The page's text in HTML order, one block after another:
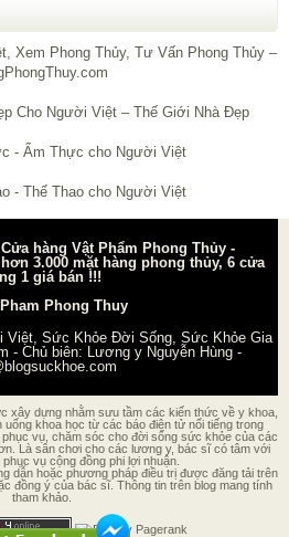
hàng Vật Phẩm Phong Thủy -
3.000 mặt hàng phong thủy, 6 cửa
1 giá bán !!!
Việt, Sức Khỏe Đời Sống, Sức Khỏe Gia
- Chủ biên: Lương y Nguyễn Hùng-
xây dựng nhằm sưu tầm các kiến thức về y khoa,
khoa học từ các báo điện tử nổi tiếng trong
vụ, chăm sóc cho đời sống sức khỏe của các
Là sân chơi cho các lương y, bác sĩ có tâm với
vụ cộng đồng phi lợi nhuận.
dẫn hoặc phương pháp điều trị được đăng tải trên
đồng ý của bác sĩ. Thông tin trên blog mang tính
tham khảo.